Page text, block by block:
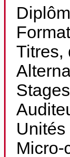
Titres,
Unités
Micro-